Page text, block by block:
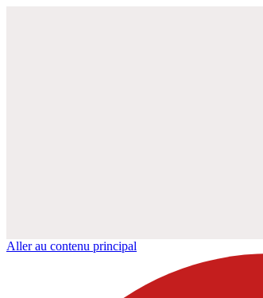
Aller au contenu principal